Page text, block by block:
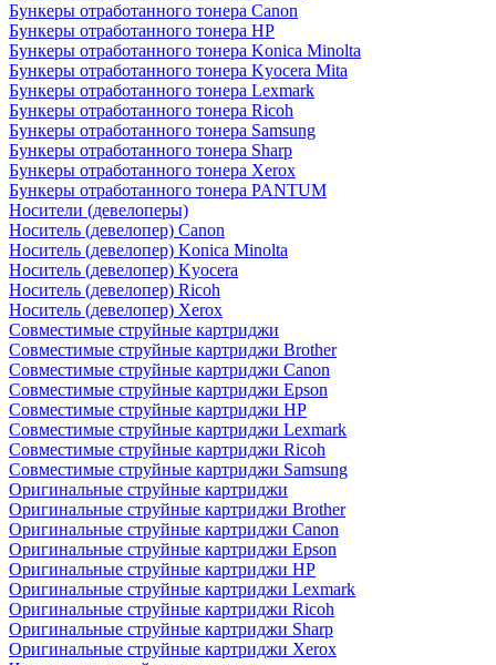
Бункеры отработанного тонера Canon
Бункеры отработанного тонера HP
Бункеры отработанного тонера Konica Minolta
Бункеры отработанного тонера Kyocera Mita
Бункеры отработанного тонера Lexmark
Бункеры отработанного тонера Ricoh
Бункеры отработанного тонера Samsung
Бункеры отработанного тонера Sharp
Бункеры отработанного тонера Xerox
Бункеры отработанного тонера PANTUM
Носители (девелоперы)
Носитель (девелопер) Canon
Носитель (девелопер) Konica Minolta
Носитель (девелопер) Kyocera
Носитель (девелопер) Ricoh
Носитель (девелопер) Xerox
Совместимые струйные картриджи
Совместимые струйные картриджи Brother
Совместимые струйные картриджи Canon
Совместимые струйные картриджи Epson
Совместимые струйные картриджи HP
Совместимые струйные картриджи Lexmark
Совместимые струйные картриджи Ricoh
Совместимые струйные картриджи Samsung
Оригинальные струйные картриджи
Оригинальные струйные картриджи Brother
Оригинальные струйные картриджи Canon
Оригинальные струйные картриджи Epson
Оригинальные струйные картриджи HP
Оригинальные струйные картриджи Lexmark
Оригинальные струйные картриджи Ricoh
Оригинальные струйные картриджи Sharp
Оригинальные струйные картриджи Xerox